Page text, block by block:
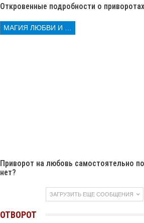
Откровенные подробности о
Приворот на любовь самостоятельно
нет?
ЗАГРУЗИТЬ ЕЩЕ СООБЩЕНИЯ
ОТВОРОТ